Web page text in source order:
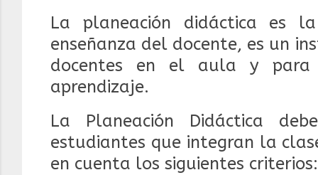
La planeación didáctica es
enseñanza del docente, es un
docentes en el aula y
aprendizaje.
La Planeación Didáctica
estudiantes que integran la
en cuenta los siguientes criterios: